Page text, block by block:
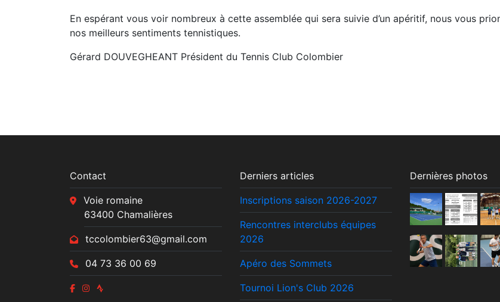
En espérant vous voir nombreux à cette assemblée qui sera suivie d’un apéritif, nous vous
nos meilleurs sentiments tennistiques.
Gérard DOUVEGHEANT Président du Tennis Club Colombier
Contact
Voie romaine
63400 Chamalières
tccolombier63@gmail.com
04 73 36 00 69
Derniers articles
Inscriptions saison 2026-2027
Rencontres interclubs équipes
2026
Apéro des Sommets
Tournoi Lion's Club 2026
Dernières photos